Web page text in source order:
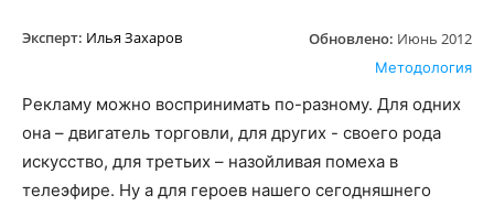
Эксперт: Илья Захаров Обновлено: Июнь 2012
Методология
Рекламу можно воспринимать по-разному. Для одних
она – двигатель торговли, для других - своего рода
искусство, для третьих – назойливая помеха в
телеэфире. Ну а для героев нашего сегодняшнего